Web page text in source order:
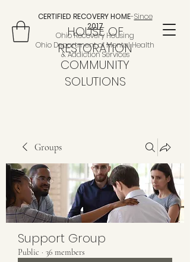
HOUSE OF
RESTORATION
COMMUNITY
SOLUTIONS
CERTIFIED RECOVERY HOME-Since
2017
Ohio Recovery Housing
Ohio Department of Mental Health
& Addiction Services
Groups
Support Group
Public · 36 members